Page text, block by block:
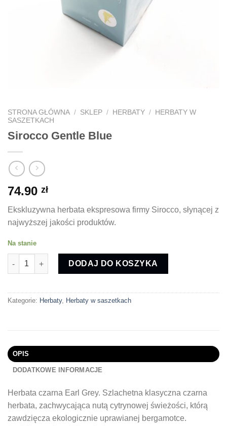
STRONA GŁÓWNA / SKLEP / HERBATY /
HERBATY W
SASZETKACH
Sirocco Gentle Blue
74.90 zł
Ekskluzywna herbata ekspresowa firmy Sirocco, słynącej z
najwyższej jakości produktów.
Na stanie
ilość Sirocco Gentle Blue
DODAJ DO KOSZYKA
Kategorie: Herbaty, Herbaty w saszetkach
OPIS
DODATKOWE INFORMACJE
Herbata czarna Earl Grey. Szlachetna klasyczna czarna
herbata, zachwycająca nutą cytrynowej świeżości, którą
zawdzięcza ekologicznie uprawianej bergamotce.